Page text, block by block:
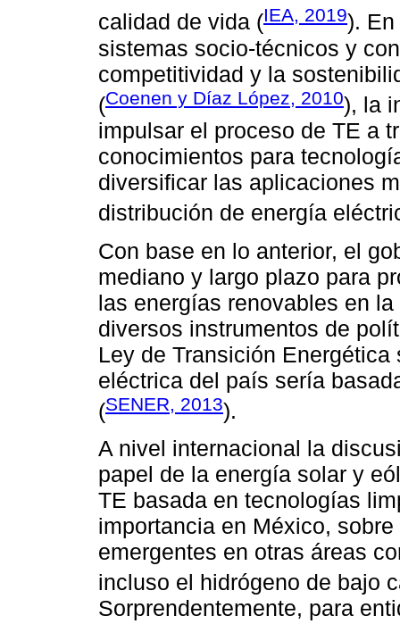
calidad de vida (IEA, 2019).
sistemas socio-técnicos y
competitividad y la
(Coenen y Díaz López, 2010), la
impulsar el proceso de TE a
conocimientos para
diversificar las aplicaciones
distribución de energía
Con base en lo anterior, el
mediano y largo plazo para
las energías renovables en
diversos instrumentos de
Ley de Transición
eléctrica del país sería
(SENER, 2013).
A nivel internacional la
papel de la energía solar y
TE basada en tecnologías
importancia en México,
emergentes en otras áreas
incluso el hidrógeno de bajo
Sorprendentemente, para